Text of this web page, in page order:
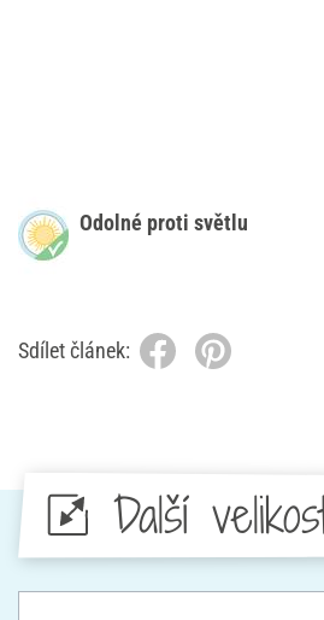
Odolné proti světlu
Sdílet článek:
Další